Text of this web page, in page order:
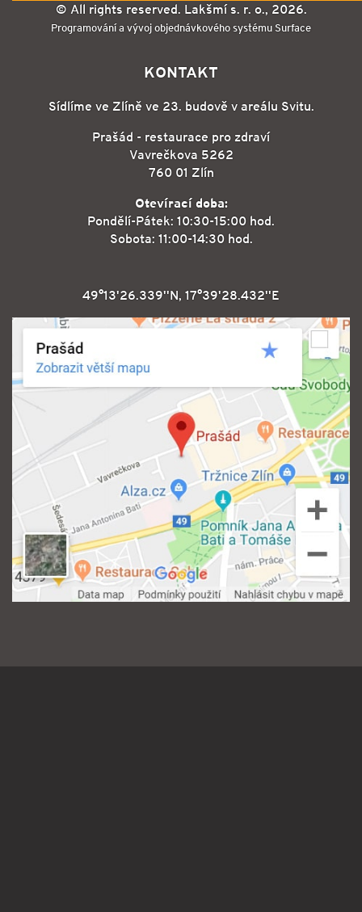
© All rights reserved. Lakšmí s. r. o., 2026.
Programování a vývoj objednávkového systému Surface
KONTAKT
Sídlíme ve Zlíně ve 23. budově v areálu Svitu.
Prašád - restaurace pro zdraví
Vavrečkova 5262
760 01 Zlín
Otevírací doba:
Pondělí-Pátek: 10:30-15:00 hod.
Sobota: 11:00-14:30 hod.
49°13'26.339''N, 17°39'28.432''E